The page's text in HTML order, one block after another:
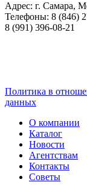
Адрес: г. Самара,
Телефоны: 8 (846)
8 (991) 396-08-21
Политика в
данных
О компании
Каталог
Новости
Агентствам
Контакты
Советы